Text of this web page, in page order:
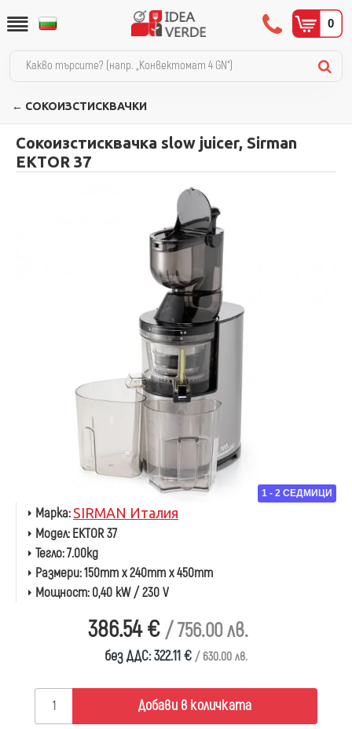
0
← СОКОИЗСТИСКВАЧКИ
Сокоизстисквачка slow juicer, Sirman
EKTOR 37
1 - 2 СЕДМИЦИ
386.54 € / 756.00 лв.
без ДДС: 322.11 € / 630.00 лв.
Марка: SIRMAN Италия
Модел:EKTOR 37
Тегло:7.00kg
Размери:150mm x 240mm x 450mm
Мощност:0,40 kW / 230 V
Добави в количката